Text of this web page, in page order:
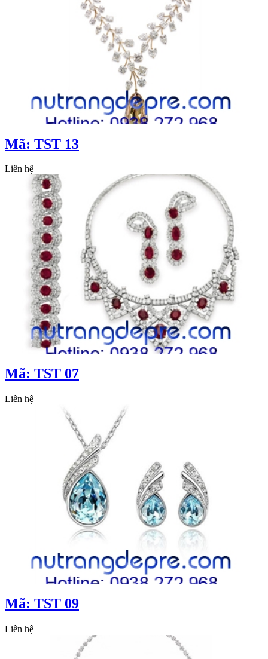
Mã: TST 13
Liên hệ
Mã: TST 07
Liên hệ
Mã: TST 09
Liên hệ